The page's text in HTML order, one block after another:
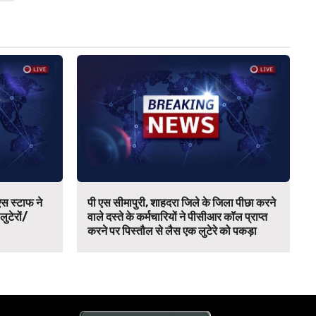
स्टाफ ने
लुटेरों/
पी एस सीमापुरी, शाहदरा जिले के जिला पीछा करने
वाले दस्ते के कर्मचारियों ने पीसीआर कॉल प्राप्त
करने पर पिस्तौल से लैस एक लुटेरे को पकड़ा